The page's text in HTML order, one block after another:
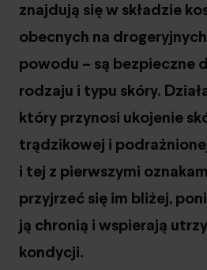
znajdują się w składzie
obecnych na
powodu – są bezpieczne
rodzaju i typu skóry.
który przynosi ukojenie
trądzikowej i
i tej z pierwszymi
przyjrzeć się im bliżej,
ją chronią i wspierają
kondycji.